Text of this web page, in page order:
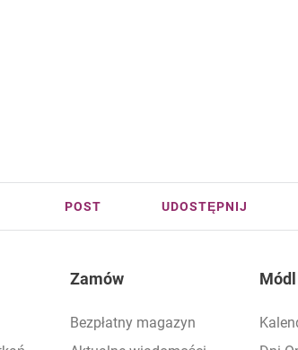
POST UDOSTĘPNIJ
Zamów
Bezpłatny magazyn